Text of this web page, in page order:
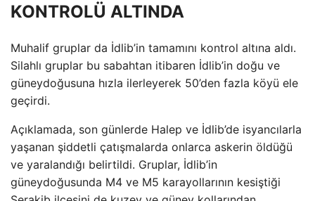
KONTROLÜ ALTINDA
Muhalif gruplar da İdlib’in tamamını kontrol altına aldı.
Silahlı gruplar bu sabahtan itibaren İdlib’in doğu ve
güneydoğusuna hızla ilerleyerek 50’den fazla köyü ele
geçirdi.
Açıklamada, son günlerde Halep ve İdlib’de isyancılarla
yaşanan şiddetli çatışmalarda onlarca askerin öldüğü
ve yaralandığı belirtildi. Gruplar, İdlib’in
güneydoğusunda M4 ve M5 karayollarının kesiştiği